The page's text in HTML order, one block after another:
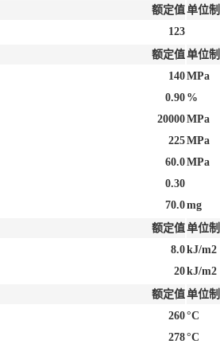
额定值单位制
123
额定值单位制
140MPa
0.90 %
20000MPa
225MPa
60.0MPa
0.30
70.0mg
额定值单位制
8.0kJ/m2
20kJ/m2
额定值单位制
260°C
278°C